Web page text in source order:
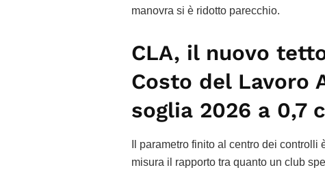
manovra si è ridotto parecchio.
CLA, il nuovo
Costo del Lavoro
soglia 2026 a 0,7
Il parametro finito al centro dei controlli
misura il rapporto tra quanto un club